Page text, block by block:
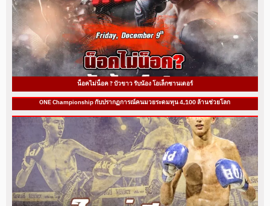
น็อคไม่น็อค ? บัวขาว รับน้อง โอเล็กซานเดอร์
ONE Championship กับปรากฏการณ์คนมวยระดมทุน 4,100 ล้านช่วยโลก